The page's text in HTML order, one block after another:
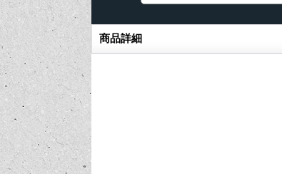
商品詳細